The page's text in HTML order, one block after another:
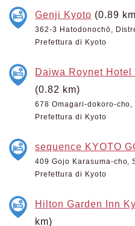
Genji Kyoto (0.89
362-3 Hatodonochō,
Prefettura di Kyoto
Daiwa Roynet
(0.82 km)
678 Omagari-dokoro-
Prefettura di Kyoto
sequence KYOTO
409 Gojo Karasuma-cho,
Prefettura di Kyoto
Hilton Garden Inn
km)